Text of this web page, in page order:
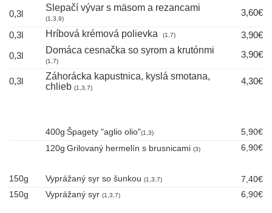
0,3l
Slepačí vývar s mäsom a rezancami
(1,3,9)
3,60€
0,3l Hríbová krémová polievka (1,7)
3,90€
0,3l
Domáca cesnačka so syrom a krutónmi
(1,7)
3,90€
0,3l
Záhorácka kapustnica, kyslá smotana,
chlieb (1,3,7)
4,30€
400g Špagety "aglio olio"(1,3)
5,90€
120g Grilovaný hermelín s brusnicami (3) 6,90€
150g Vyprážaný syr so šunkou (1,3,7)
7,40€
150g
Vyprážaný syr (1,3,7) 6,90€